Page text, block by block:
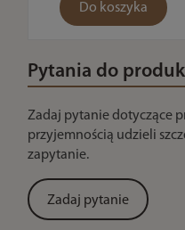
Do koszyka
Pytania do
Zadaj pytanie dotyczące
przyjemnością udzieli
zapytanie.
Zadaj pytanie